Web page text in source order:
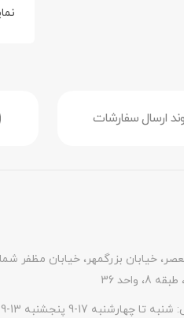
ارسال سفارشات
خیابان بزرگمهر، خیابان مظفر
17-9 پنجشنبه 13-9